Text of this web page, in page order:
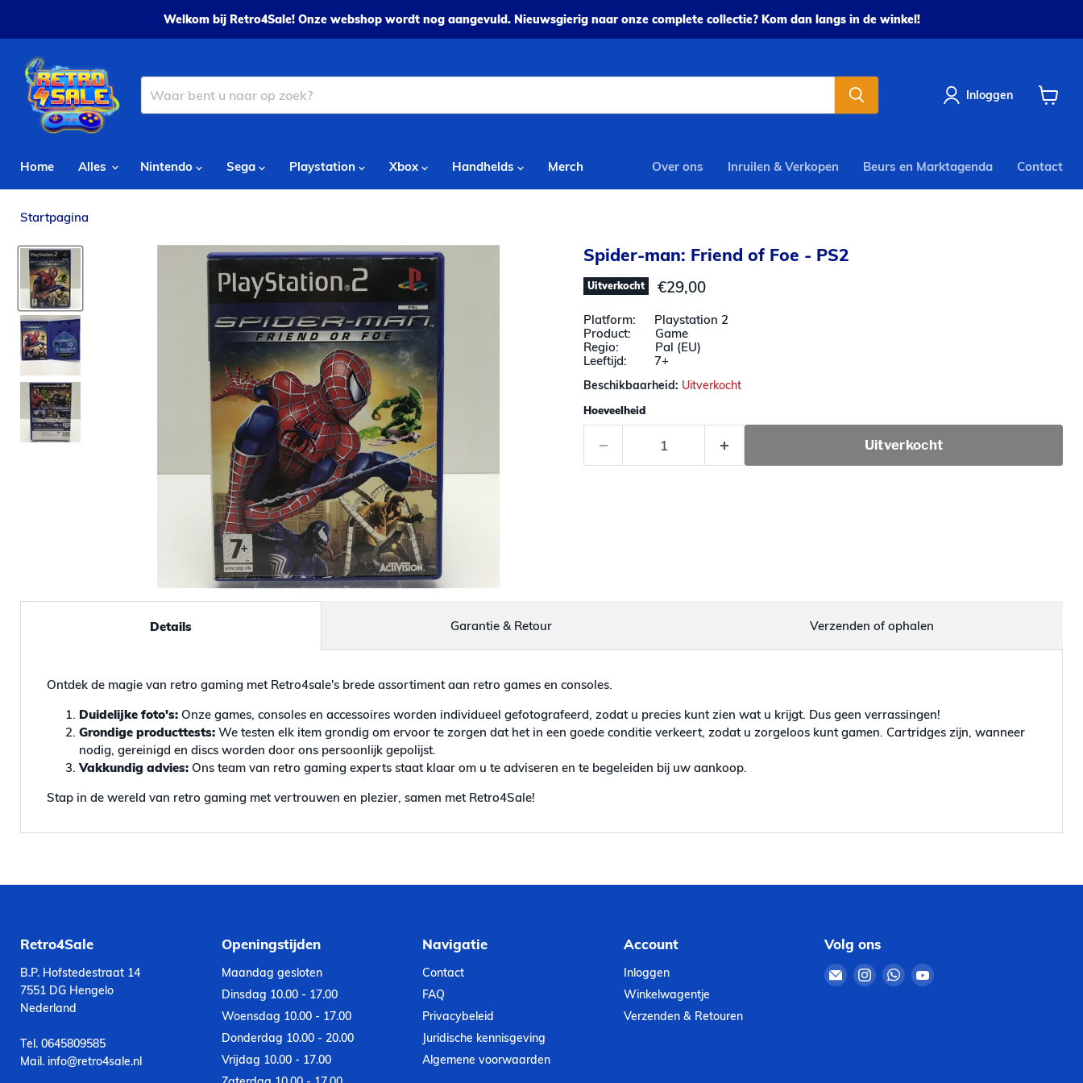
Welkom bij Retro4Sale! Onze webshop wordt nog aangevuld. Nieuwsgierig naar onze complete collectie? Kom dan langs in de winkel!
Inloggen
Home Alles Nintendo Sega Playstation Xbox Handhelds Merch Over ons Inruilen & Verkopen Beurs en Marktagenda Contact
Startpagina
Spider-man: Friend of Foe - PS2
Uitverkocht Huidige prijs
€29,00
Platform: Playstation 2
Product: Game
Regio: Pal (EU)
Leeftijd: 7+
Beschikbaarheid: Uitverkocht
Hoeveelheid
Uitverkocht
Details
Ontdek de magie van retro gaming met Retro4sale's brede assortiment aan retro games en consoles.
Duidelijke foto's: Onze games, consoles en accessoires worden individueel gefotografeerd, zodat u precies kunt zien wat u krijgt. Dus geen verrassingen!
Grondige producttests: We testen elk item grondig om ervoor te zorgen dat het in een goede conditie verkeert, zodat u zorgeloos kunt gamen. Cartridges zijn, wanneer
nodig, gereinigd en discs worden door ons persoonlijk gepolijst.
Vakkundig advies: Ons team van retro gaming experts staat klaar om u te adviseren en te begeleiden bij uw aankoop.
Stap in de wereld van retro gaming met vertrouwen en plezier, samen met Retro4Sale!
Garantie & Retour Verzenden of ophalen
Retro4Sale
B.P. Hofstedestraat 14
7551 DG Hengelo
Nederland
Tel. 0645809585
Mail. info@retro4sale.nl
Openingstijden
Maandag gesloten
Dinsdag 10.00 - 17.00
Woensdag 10.00 - 17.00
Donderdag 10.00 - 20.00
Vrijdag 10.00 - 17.00
Navigatie
Contact
FAQ
Privacybeleid
Juridische kennisgeving
Algemene voorwaarden
Account
Inloggen
Winkelwagentje
Verzenden & Retouren
Volg ons
Email
Retro4Sale
Vind
ons
Vind
ons
Vind